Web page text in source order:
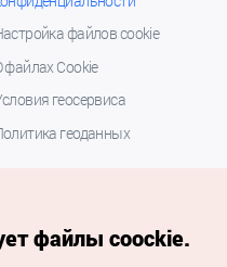
файлов cookie
файлах Cookie
геосервиса
геоданных
файлы coockie.